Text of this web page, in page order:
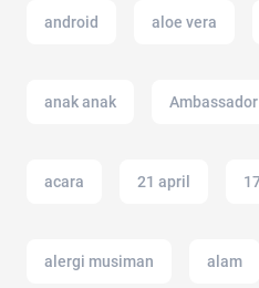
android aloe vera
anak anak Ambassador
acara 21 april
alergi musiman alam